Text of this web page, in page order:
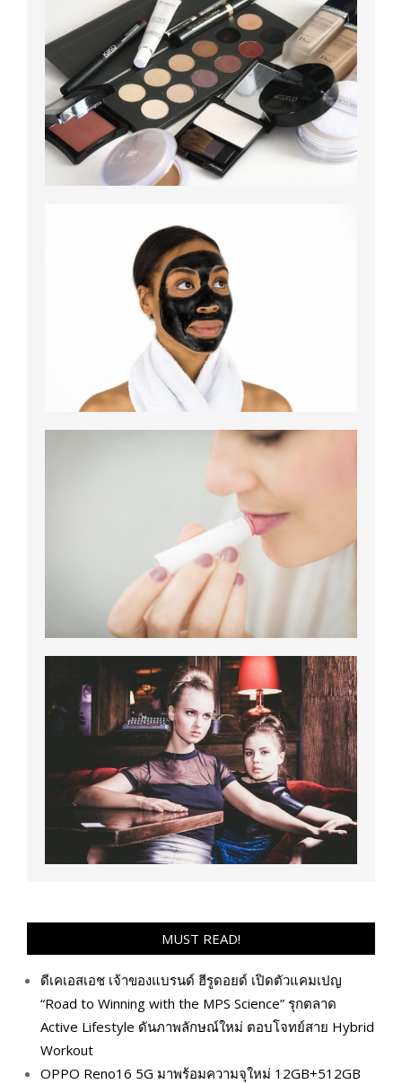
MUST READ!
ดีเคเอสเอช เจ้าของแบรนด์ ฮีรูดอยด์ เปิดตัวแคมเปญ
“Road to Winning with the MPS Science” รุกตลาด
Active Lifestyle ดันภาพลักษณ์ใหม่ ตอบโจทย์สาย Hybrid
Workout
OPPO Reno16 5G มาพร้อมความจุใหม่ 12GB+512GB